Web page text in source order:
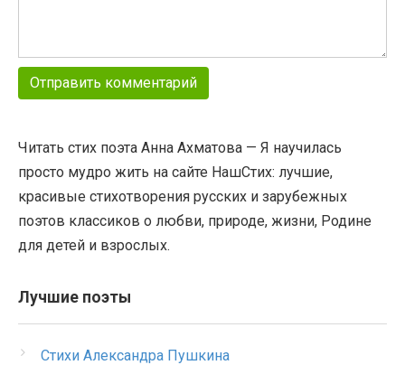
Читать стих поэта Анна Ахматова — Я научилась
просто мудро жить на сайте НашСтих: лучшие,
красивые стихотворения русских и зарубежных
поэтов классиков о любви, природе, жизни, Родине
для детей и взрослых.
Лучшие поэты
Стихи Александра Пушкина